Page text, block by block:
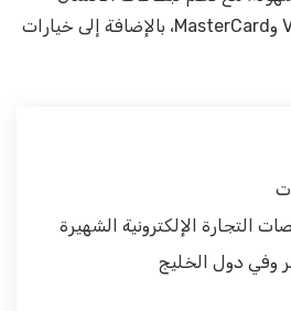
والخصم العالمية مثل Visa وMasterCard، بالإضافة إلى خيارات
التجارة الإلكترونية الشهيرة
دول الخليج